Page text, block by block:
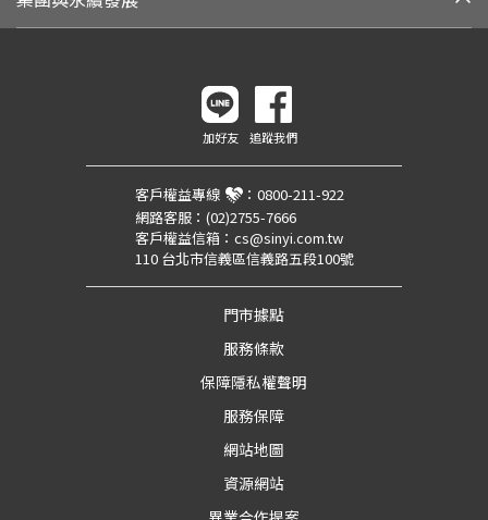
加好友 追蹤我們
客戶權益專線 ： 0800-211-922
網路客服： (02)2755-7666
客戶權益信箱： cs@sinyi.com.tw
110 台北市信義區信義路五段100號
門市據點
服務條款
保障隱私權聲明
服務保障
網站地圖
資源網站